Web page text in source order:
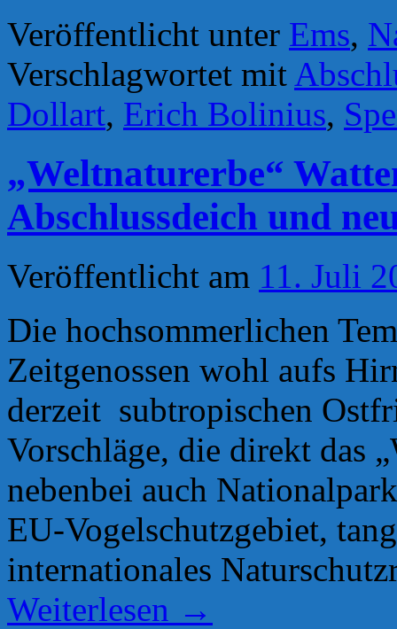
Veröffentlicht unter Ems,
Verschlagwortet mit
Dollart, Erich Bolinius,
„Weltnaturerbe“
Abschlussdeich und
Veröffentlicht am 11. Juli
Die hochsommerlichen
Zeitgenossen wohl aufs
derzeit subtropischen
Vorschläge, die direkt das
nebenbei auch
EU-Vogelschutzgebiet,
internationales
Weiterlesen →